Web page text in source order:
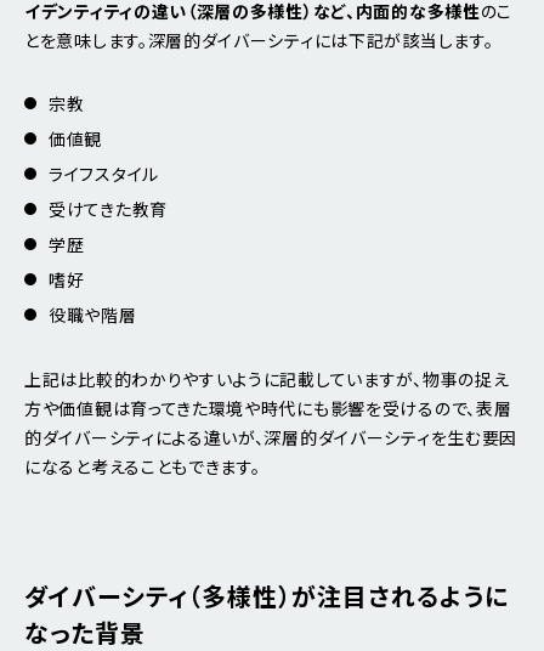
イデンティティの違い（深層の多様性）など、内面的な多様性のこ
とを意味します。深層的ダイバーシティには下記が該当します。
宗教
価値観
ライフスタイル
受けてきた教育
学歴
嗜好
役職や階層
上記は比較的わかりやすいように記載していますが、物事の捉え
方や価値観は育ってきた環境や時代にも影響を受けるので、表層
的ダイバーシティによる違いが、深層的ダイバーシティを生む要因
になると考えることもできます。
ダイバーシティ（多様性）が注目されるように
なった背景